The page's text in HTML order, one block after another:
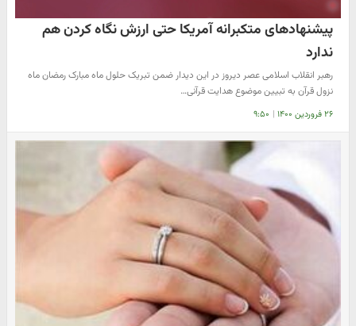
پیشنهادهای متکبرانه آمریکا حتی ارزش نگاه کردن هم
ندارد
رهبر انقلاب اسلامی عصر دیروز در این دیدار ضمن تبریک حلول ماه مبارک رمضان ماه
نزول قرآن به تبیین موضوع هدایت قرآنی…
۲۶ فروردین ۱۴۰۰ | ۹:۵۰